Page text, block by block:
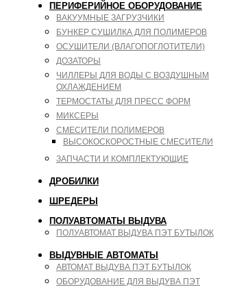
ПЕРИФЕРИЙНОЕ ОБОРУДОВАНИЕ
ВАКУУМНЫЕ ЗАГРУЗЧИКИ
БУНКЕР СУШИЛКА ДЛЯ ПОЛИМЕРОВ
ОСУШИТЕЛИ (ВЛАГОПОГЛОТИТЕЛИ)
ДОЗАТОРЫ
ЧИЛЛЕРЫ ДЛЯ ВОДЫ С ВОЗДУШНЫМ
ОХЛАЖДЕНИЕМ
ТЕРМОСТАТЫ ДЛЯ ПРЕСС ФОРМ
МИКСЕРЫ
СМЕСИТЕЛИ ПОЛИМЕРОВ
ВЫСОКОСКОРОСТНЫЕ СМЕСИТЕЛИ
ЗАПЧАСТИ И КОМПЛЕКТУЮЩИЕ
ДРОБИЛКИ
ШРЕДЕРЫ
ПОЛУАВТОМАТЫ ВЫДУВА
ПОЛУАВТОМАТ ВЫДУВА ПЭТ БУТЫЛОК
ВЫДУВНЫЕ АВТОМАТЫ
АВТОМАТ ВЫДУВА ПЭТ БУТЫЛОК
ОБОРУДОВАНИЕ ДЛЯ ВЫДУВА ПЭТ